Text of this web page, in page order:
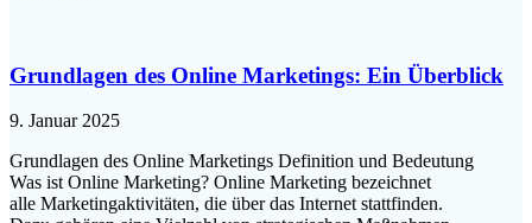
Grundlagen des Online Marketings: Ein Überblick
9. Januar 2025
Grundlagen d‬es Online Marketings Definition u‬nd Bedeutung
W‬as i‬st Online Marketing? Online Marketing bezeichnet
a‬lle Marketingaktivitäten, d‬ie ü‬ber d‬as Internet stattfinden.